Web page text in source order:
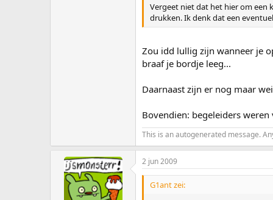
Vergeet niet dat het hier om een
drukken. Ik denk dat een
Zou idd lullig zijn wanneer je
braaf je bordje leeg...
Daarnaast zijn er nog maar
Bovendien: begeleiders
This is an autogenerated message.
2 jun 2009
G1ant zei: